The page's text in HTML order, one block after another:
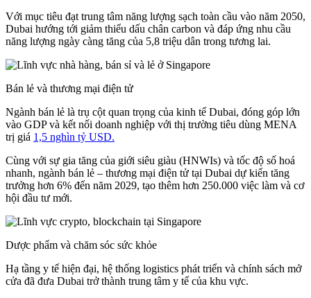
Với mục tiêu đạt trung tâm năng lượng sạch toàn cầu vào năm 2050,
Dubai hướng tới giảm thiểu dấu chân carbon và đáp ứng nhu cầu
năng lượng ngày càng tăng của 5,8 triệu dân trong tương lai.
Bán lẻ và thương mại điện tử
Ngành bán lẻ là trụ cột quan trọng của kinh tế Dubai, đóng góp lớn
vào GDP và kết nối doanh nghiệp với thị trường tiêu dùng MENA
trị giá 1,5 nghìn tỷ USD.
Cùng với sự gia tăng của giới siêu giàu (HNWIs) và tốc độ số hoá
nhanh, ngành bán lẻ – thương mại điện tử tại Dubai dự kiến tăng
trưởng hơn 6% đến năm 2029, tạo thêm hơn 250.000 việc làm và cơ
hội đầu tư mới.
Dược phẩm và chăm sóc sức khỏe
Hạ tầng y tế hiện đại, hệ thống logistics phát triển và chính sách mở
cửa đã đưa Dubai trở thành trung tâm y tế của khu vực.